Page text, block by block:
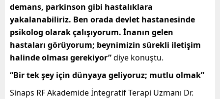
demans, parkinson gibi hastalıklara
yakalanabiliriz. Ben orada devlet hastanesinde
psikolog olarak çalışıyorum. İnanın gelen
hastaları görüyorum; beynimizin sürekli iletişim
halinde olması gerekiyor”diye konuştu.
“Bir tek şey için dünyaya geliyoruz; mutlu olmak”
Sinaps RF Akademide İntegratif Terapi Uzmanı Dr.